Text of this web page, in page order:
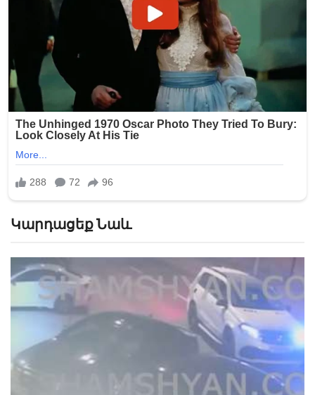
Կարդացեք Նաև
«Թուրքերը բացում են». Ինչ շշնջաց Միրզոյանը
Փաշինյանի ականջին ՏԵՍԱՆՅՈՒԹ